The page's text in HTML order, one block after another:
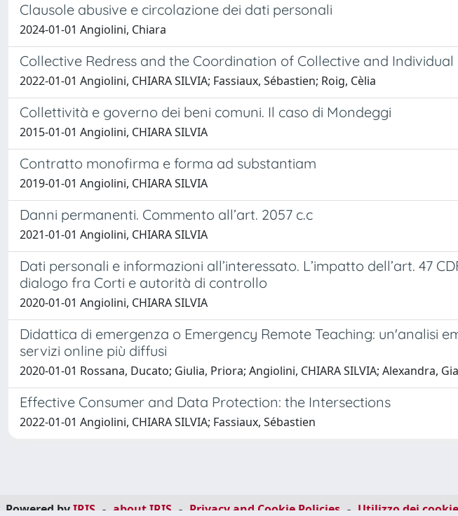
Clausole abusive e circolazione dei dati personali
2024-01-01 Angiolini, Chiara
Collective Redress and the Coordination of Collective and Individual
2022-01-01 Angiolini, CHIARA SILVIA; Fassiaux, Sébastien; Roig, Cèlia
Collettività e governo dei beni comuni. Il caso di Mondeggi
2015-01-01 Angiolini, CHIARA SILVIA
Contratto monofirma e forma ad substantiam
2019-01-01 Angiolini, CHIARA SILVIA
Danni permanenti. Commento all’art. 2057 c.c
2021-01-01 Angiolini, CHIARA SILVIA
Dati personali e informazioni all’interessato. L’impatto dell’art. 47
dialogo fra Corti e autorità di controllo
2020-01-01 Angiolini, CHIARA SILVIA
Didattica di emergenza o Emergency Remote Teaching: un'analisi
servizi online più diffusi
2020-01-01 Rossana, Ducato; Giulia, Priora; Angiolini, CHIARA SILVIA; Alexandra,
Effective Consumer and Data Protection: the Intersections
2022-01-01 Angiolini, CHIARA SILVIA; Fassiaux, Sébastien
Powered byIRIS - about IRIS - Privacy and Cookie Policies - Utilizzo dei cookie